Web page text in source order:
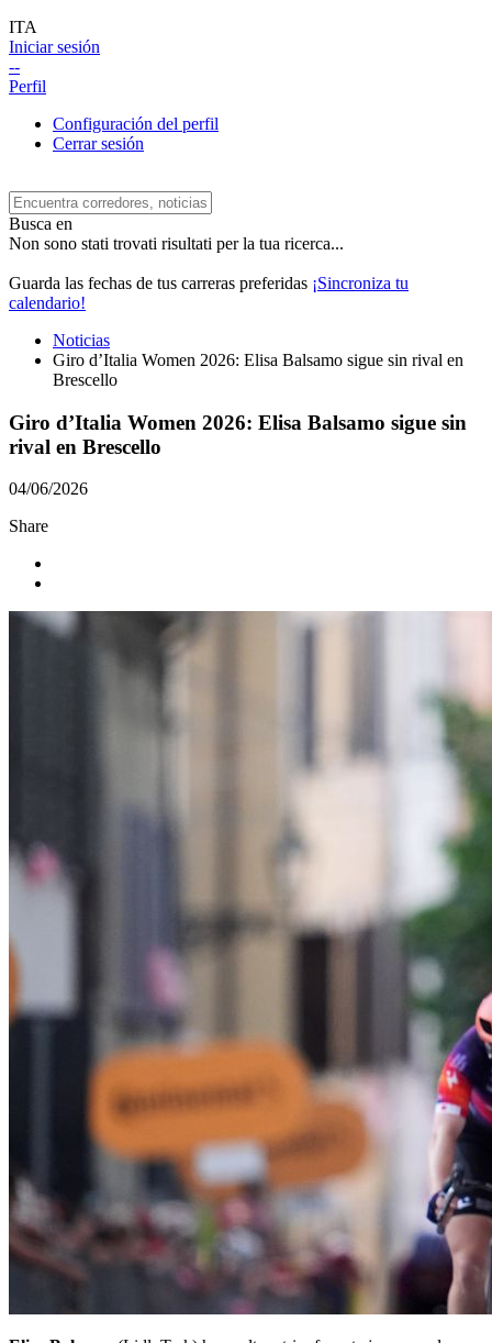
ITA
Iniciar sesión
--
Perfil
Configuración del perfil
Cerrar sesión
Busca en
Non sono stati trovati risultati per la tua ricerca...
Guarda las fechas de tus carreras preferidas ¡Sincroniza tu
calendario!
Noticias
Giro d’Italia Women 2026: Elisa Balsamo sigue sin rival en
Brescello
Giro d’Italia Women 2026: Elisa Balsamo sigue sin
rival en Brescello
04/06/2026
Share